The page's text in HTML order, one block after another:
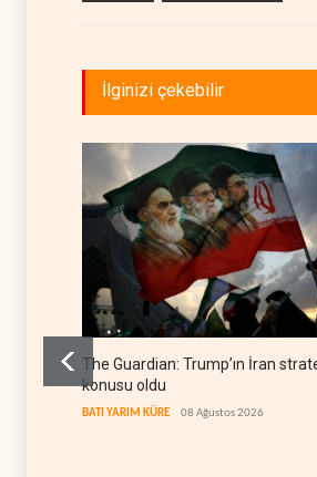
İlginizi çekebilir
The Guardian: Trump’ın İran
konusu oldu
BATI YARIM KÜRE 08 Ağustos 2026